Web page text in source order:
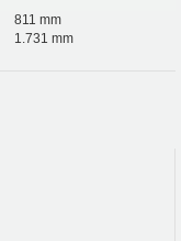
811 mm
1.731 mm